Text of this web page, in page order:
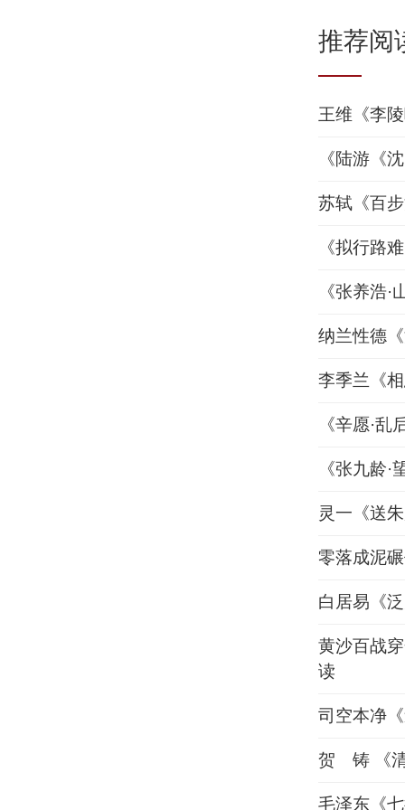
推荐阅
王维《李
《陆游《
苏轼《百
《拟行路
《张养浩
纳兰性德
李季兰《
《辛愿·乱
《张九龄
灵一《送
零落成泥
白居易《
黄沙百战
读
司空本净
贺 铸 《
毛泽东《